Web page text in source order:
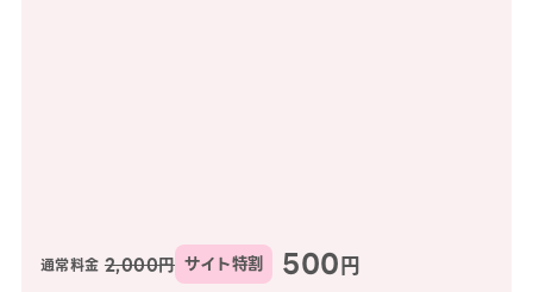
通常料金 2,000円 サイト特割 500円